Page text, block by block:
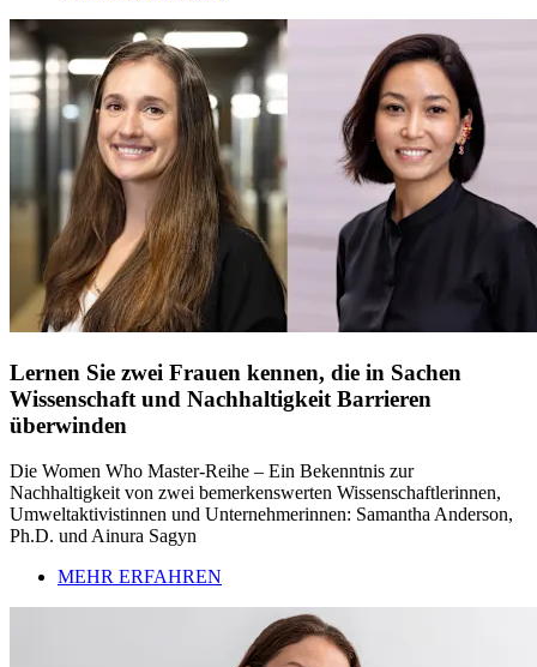
Lernen Sie zwei Frauen kennen, die in Sachen
Wissenschaft und Nachhaltigkeit Barrieren
überwinden
Die Women Who Master-Reihe – Ein Bekenntnis zur
Nachhaltigkeit von zwei bemerkenswerten Wissenschaftlerinnen,
Umweltaktivistinnen und Unternehmerinnen: Samantha Anderson,
Ph.D. und Ainura Sagyn
MEHR ERFAHREN